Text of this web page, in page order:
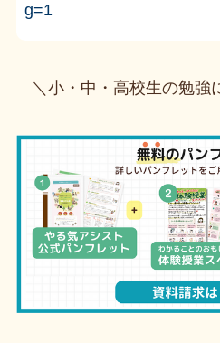
g=1
＼小・中・高校生の勉強